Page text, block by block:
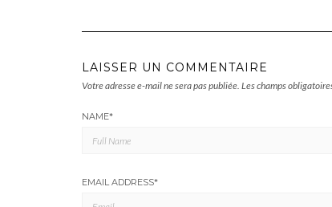
LAISSER UN COMMENTAIRE
Votre adresse e-mail ne sera pas publiée. Les champs
NAME*
EMAIL ADDRESS*